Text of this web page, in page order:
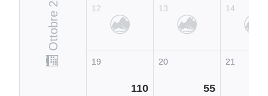
Ottobre 2026 12
19
110
13
20
55
14
21